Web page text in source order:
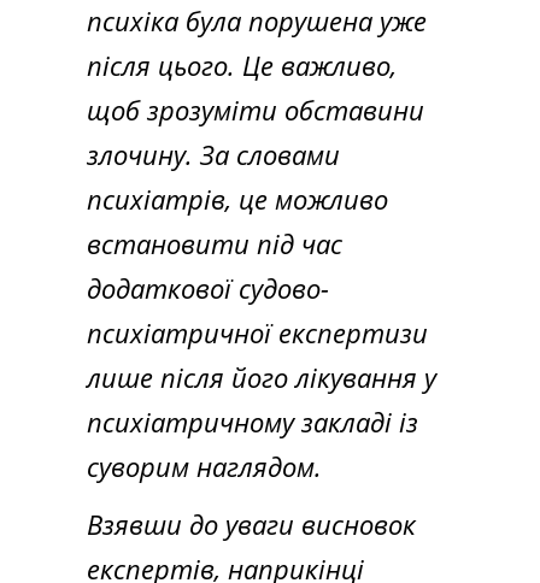
психіка була порушена уже
після цього. Це важливо,
щоб зрозуміти обставини
злочину. За словами
психіатрів, це можливо
встановити під час
додаткової судово-
психіатричної експертизи
лише після його лікування у
психіатричному закладі із
суворим наглядом.
Взявши до уваги висновок
експертів, наприкінці